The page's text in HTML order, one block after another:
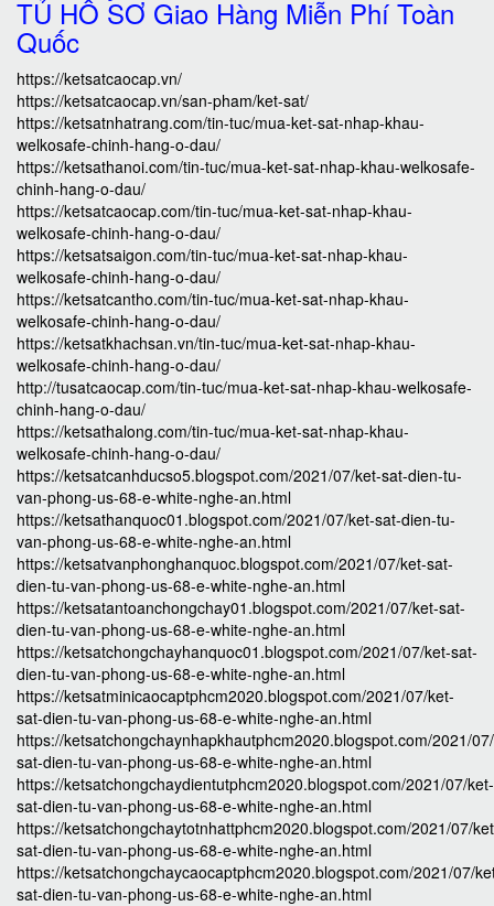
TỦ HỒ SƠ Giao Hàng Miễn Phí Toàn
Quốc
https://ketsatcaocap.vn/
https://ketsatcaocap.vn/san-pham/ket-sat/
https://ketsatnhatrang.com/tin-tuc/mua-ket-sat-nhap-khau-
welkosafe-chinh-hang-o-dau/
https://ketsathanoi.com/tin-tuc/mua-ket-sat-nhap-khau-welkosafe-
chinh-hang-o-dau/
https://ketsatcaocap.com/tin-tuc/mua-ket-sat-nhap-khau-
welkosafe-chinh-hang-o-dau/
https://ketsatsaigon.com/tin-tuc/mua-ket-sat-nhap-khau-
welkosafe-chinh-hang-o-dau/
https://ketsatcantho.com/tin-tuc/mua-ket-sat-nhap-khau-
welkosafe-chinh-hang-o-dau/
https://ketsatkhachsan.vn/tin-tuc/mua-ket-sat-nhap-khau-
welkosafe-chinh-hang-o-dau/
http://tusatcaocap.com/tin-tuc/mua-ket-sat-nhap-khau-welkosafe-
chinh-hang-o-dau/
https://ketsathalong.com/tin-tuc/mua-ket-sat-nhap-khau-
welkosafe-chinh-hang-o-dau/
https://ketsatcanhducso5.blogspot.com/2021/07/ket-sat-dien-tu-
van-phong-us-68-e-white-nghe-an.html
https://ketsathanquoc01.blogspot.com/2021/07/ket-sat-dien-tu-
van-phong-us-68-e-white-nghe-an.html
https://ketsatvanphonghanquoc.blogspot.com/2021/07/ket-sat-
dien-tu-van-phong-us-68-e-white-nghe-an.html
https://ketsatantoanchongchay01.blogspot.com/2021/07/ket-sat-
dien-tu-van-phong-us-68-e-white-nghe-an.html
https://ketsatchongchayhanquoc01.blogspot.com/2021/07/ket-sat-
dien-tu-van-phong-us-68-e-white-nghe-an.html
https://ketsatminicaocaptphcm2020.blogspot.com/2021/07/ket-
sat-dien-tu-van-phong-us-68-e-white-nghe-an.html
https://ketsatchongchaynhapkhautphcm2020.blogspot.com/2021/
sat-dien-tu-van-phong-us-68-e-white-nghe-an.html
https://ketsatchongchaydientutphcm2020.blogspot.com/2021/07/ket-
sat-dien-tu-van-phong-us-68-e-white-nghe-an.html
https://ketsatchongchaytotnhattphcm2020.blogspot.com/2021/07/
sat-dien-tu-van-phong-us-68-e-white-nghe-an.html
https://ketsatchongchaycaocaptphcm2020.blogspot.com/2021/07/
sat-dien-tu-van-phong-us-68-e-white-nghe-an.html